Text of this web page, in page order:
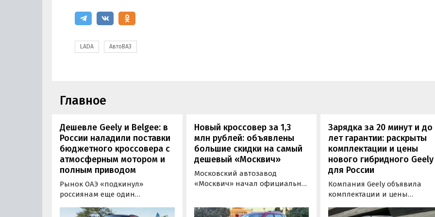
LADA АвтоВАЗ
Главное
Дешевле Geely и Belgee: в
России наладили поставки
бюджетного кроссовера с
атмосферным мотором и
полным приводом
Рынок ОАЭ «подкинул»
россиянам еще один
продавался в России
Новый кроссовер за 1,3
млн рублей: объявлены
большие скидки на самый
дешевый «Москвич»
Московский автозавод
«Москвич» начал официально
прямой выгодой в размере 360
Зарядка за 20 минут и
лет гарантии: раскрыты
комплектации и цены
нового гибридного Geely
для России
Компания Geely объявила
комплектации и цены
новой версии EM-R с